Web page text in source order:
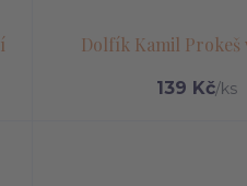
Dolfík Kamil Prokeš
139 Kč/ks